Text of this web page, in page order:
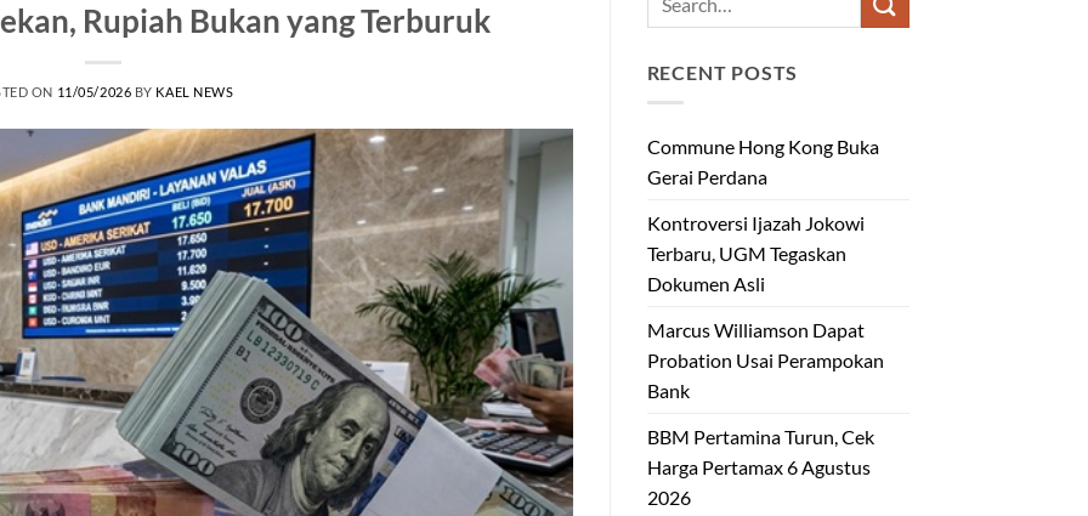
Rupiah Bukan yang Terburuk
ON 11/05/2026 BY KAEL NEWS
RECENT POSTS
Commune Hong Kong Buka
Gerai Perdana
Kontroversi Ijazah Jokowi
Terbaru, UGM Tegaskan
Dokumen Asli
Marcus Williamson Dapat
Probation Usai Perampokan
Bank
BBM Pertamina Turun, Cek
Harga Pertamax 6 Agustus
2026